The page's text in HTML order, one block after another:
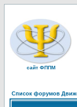
сайт ФППМ
Список форумов